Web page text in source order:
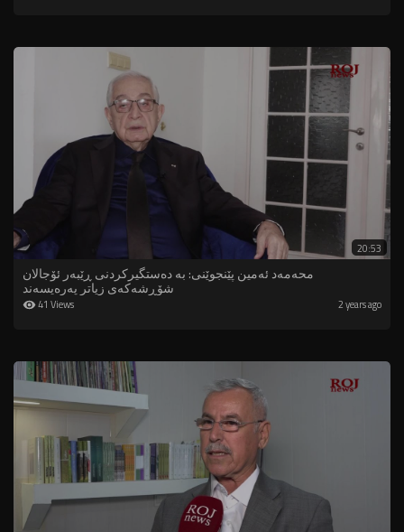
20:53
محەمەد ئەمین پێنجوێنی: بە دەستگیرکردنی ڕێبەر ئۆجالان
شۆڕشەکەی زیاتر پەرەیسەند
41 Views 2 years ago